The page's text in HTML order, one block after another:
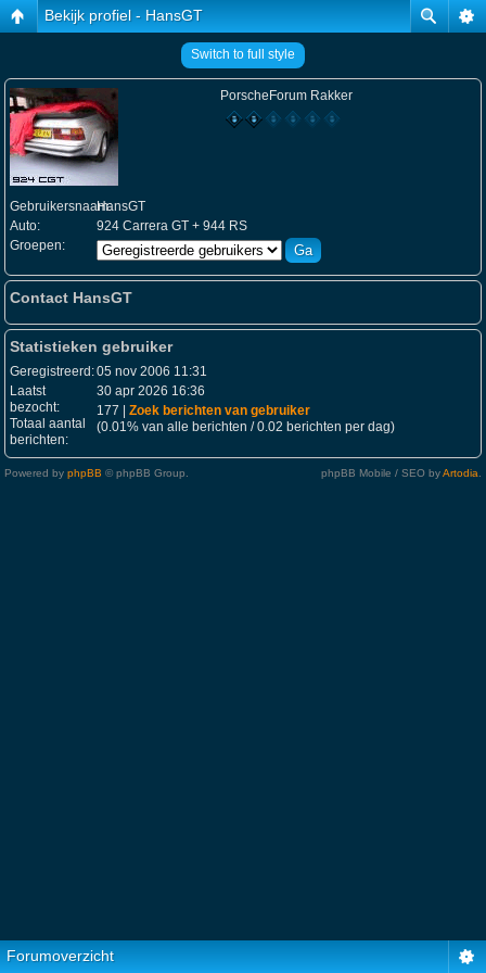
Bekijk profiel - HansGT
Switch to full style
PorscheForum Rakker
Gebruikersnaam:HansGT
Auto:
924 Carrera GT + 944 RS
Groepen:
Contact HansGT
Statistieken gebruiker
Geregistreerd:05 nov 2006 11:31
Laatst
bezocht:
30 apr 2026 16:36
Totaal aantal
berichten:
177 | Zoek berichten van gebruiker
(0.01% van alle berichten / 0.02 berichten per dag)
Powered by phpBB © phpBB Group. phpBB Mobile / SEO byArtodia
Forumoverzicht